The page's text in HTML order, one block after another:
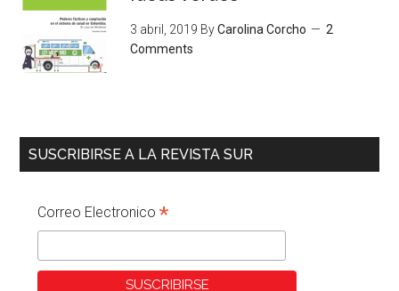
3 abril, 2019 ByCarolina Corcho
2
Comments
SUSCRIBIRSE A LA REVISTA SUR
Correo Electronico*